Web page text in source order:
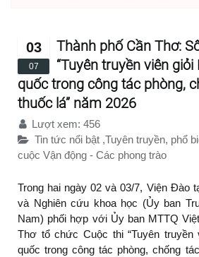
03
07
Thành phố Cần Thơ:
“Tuyên truyền viên
quốc trong công tác phòng,
thuốc lá” năm 2026
Lượt xem: 456
Tin tức nổi bật ,Tuyên truyền, phổ
cuộc Vận động - Các phong trào
Trong hai ngày 02 và 03/7, Viện Đào
và Nghiên cứu khoa học (Ủy ban
Nam) phối hợp với Ủy ban MTTQ
Thơ tổ chức Cuộc thi “Tuyên truyền
quốc trong công tác phòng, chống